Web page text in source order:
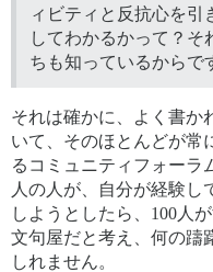
ィビティと反抗心を引
してわかるかって？
ちも知っているからで
それは確かに、よく書か
いて、そのほとんどが常
るコミュニティフォーラ
人の人が、自分が経験し
しようとしたら、100人
文句屋だと考え、何の躊
しれません。